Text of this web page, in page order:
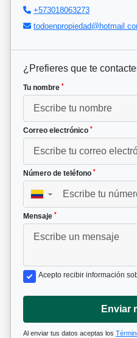
+573018063273
¿Prefieres que te
Tu nombre *
Correo electrónico *
Número de teléfono *
▼
Mensaje *
Acepto recibir información
Enviar
Al enviar tus datos aceptas los